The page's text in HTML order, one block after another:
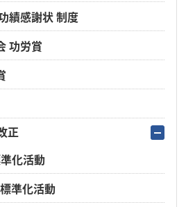
績感謝状 制度
功労賞
正
化活動
準化活動